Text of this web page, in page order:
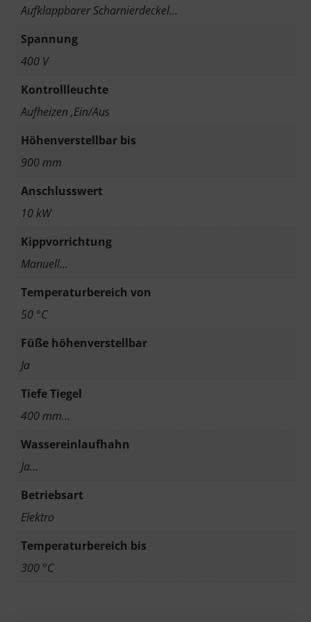
Aufklappbarer Scharnierdeckel…
Spannung
400 V
Kontrollleuchte
Aufheizen ,Ein/Aus
Höhenverstellbar bis
900 mm
Anschlusswert
10 kW
Kippvorrichtung
Manuell…
Temperaturbereich von
50 °C
Füße höhenverstellbar
Ja
Tiefe Tiegel
400 mm…
Wassereinlaufhahn
Ja…
Betriebsart
Elektro
Temperaturbereich bis
300 °C